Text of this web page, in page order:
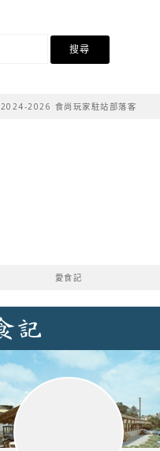
2024-2026 食尚玩家駐站部落客
愛食記